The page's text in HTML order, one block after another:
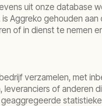
uit onze database
Aggreko gehouden
of in dienst te nemen
verzamelen, met
of